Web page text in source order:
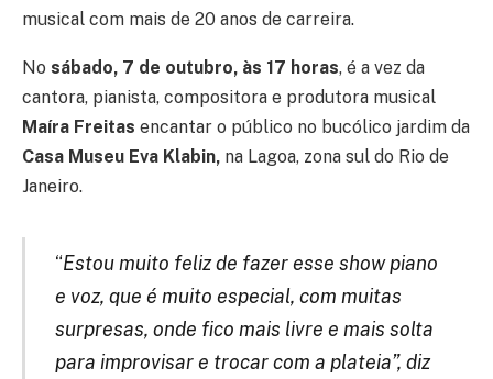
musical com mais de 20 anos de carreira.
No sábado, 7 de outubro, às 17 horas, é a vez da
cantora, pianista, compositora e produtora musical
Maíra Freitas encantar o público no bucólico jardim da
Casa Museu Eva Klabin, na Lagoa, zona sul do Rio de
Janeiro.
“Estou muito feliz de fazer esse show piano
e voz, que é muito especial, com muitas
surpresas, onde fico mais livre e mais solta
para improvisar e trocar com a plateia”, diz